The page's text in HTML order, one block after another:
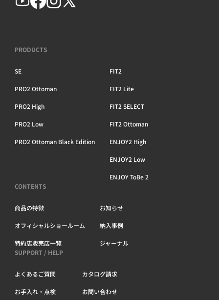
PRODUCTS
PRO2 Ottoman
PRO2 High
PRO2 Low FIT2 Ottoman
FIT2
FIT2 Lite
FIT2 SELECT
ENJOY2 High
ENJOY2 Low
ENJOY ToBe 2
SE
PRO2 Ottoman Black Edition
CONTENTS
商品の特徴
オフィシャルショールーム
特約店販売店一覧
お知らせ
納入事例
ジャーナル
SUPPORT / HELP
よくあるご質問
お手入れ・点検
カタログ請求
お問い合わせ